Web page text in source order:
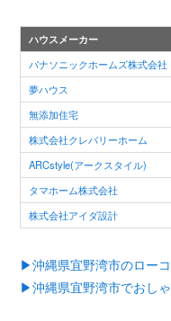
ハウスメーカー
パナソニックホームズ株式会社
夢ハウス
無添加住宅
株式会社クレバリーホーム
ARCstyle(アークスタイル)
タマホーム株式会社
株式会社アイダ設計
▶沖縄県宜野湾市のロー
▶沖縄県宜野湾市でおし